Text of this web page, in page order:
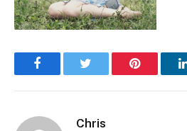
Facebook Pinterest
Chris